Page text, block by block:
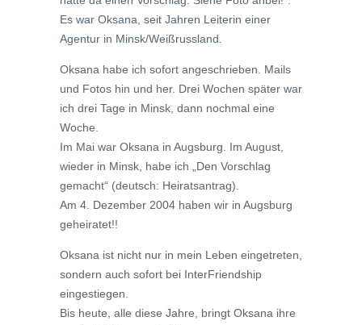
Es war Oksana, seit Jahren Leiterin einer
Agentur in Minsk/Weißrussland.
Oksana habe ich sofort angeschrieben. Mails
und Fotos hin und her. Drei Wochen später war
ich drei Tage in Minsk, dann nochmal eine
Woche.
Im Mai war Oksana in Augsburg. Im August,
wieder in Minsk, habe ich „Den Vorschlag
gemacht“ (deutsch: Heiratsantrag).
Am 4. Dezember 2004 haben wir in Augsburg
geheiratet!!
Oksana ist nicht nur in mein Leben eingetreten,
sondern auch sofort bei InterFriendship
eingestiegen.
Bis heute, alle diese Jahre, bringt Oksana ihre